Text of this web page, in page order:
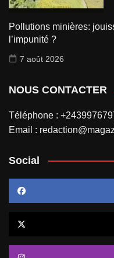
Pollutions minières:
l’impunité ?
7 août 2026
NOUS CONTACTER
Téléphone :
Email :
Social